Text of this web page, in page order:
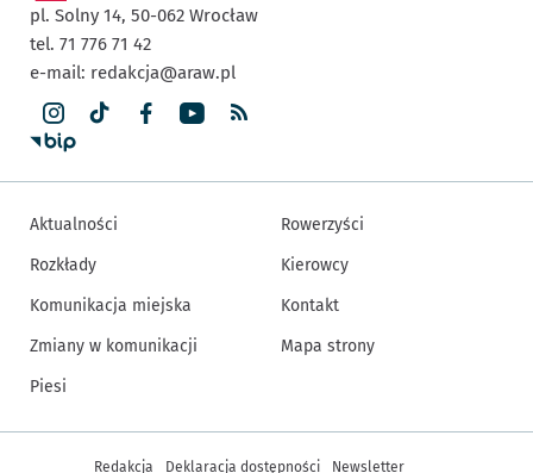
pl. Solny 14, 50-062 Wrocław
tel. 71 776 71 42
e-mail: redakcja@araw.pl
Aktualności
Rozkłady
Komunikacja miejska
Zmiany w komunikacji
Piesi
Rowerzyści
Kierowcy
Kontakt
Mapa strony
Inne informacje
Redakcja Deklaracja dostępności Newsletter